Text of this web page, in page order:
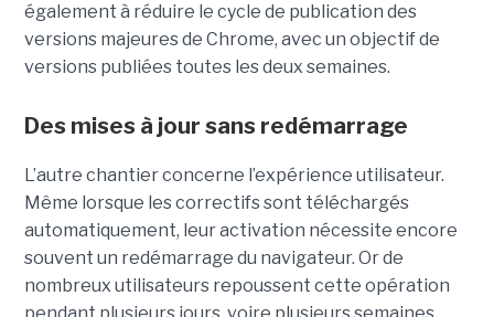
également à réduire le cycle de publication des
versions majeures de Chrome, avec un objectif de
versions publiées toutes les deux semaines.
Des mises à jour sans redémarrage
L’autre chantier concerne l’expérience utilisateur.
Même lorsque les correctifs sont téléchargés
automatiquement, leur activation nécessite encore
souvent un redémarrage du navigateur. Or de
nombreux utilisateurs repoussent cette opération